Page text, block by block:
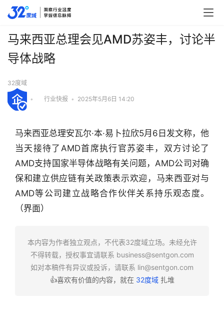
马来西亚总理会见AMD苏姿丰，讨论半
导体战略
32度域
• 行业快报 • 2025年5月6日 14:20
马来西亚总理安瓦尔·本·易卜拉欣5月6日发文称，他
当天接待了AMD首席执行官苏姿丰，双方讨论了
AMD支持国家半导体战略有关问题，AMD公司对确
保和建立供应链有关政策表示欢迎，马来西亚对与
AMD等公司建立战略合作伙伴关系持乐观态度。
（界面）
本内容为作者独立观点，不代表32度域立场。未经允许
不得转载，授权事宜请联系 business@sentgon.com
如对本稿件有异议或投诉，请联系 lin@sentgon.com
👍喜欢有价值的内容，就在 32度域扎堆